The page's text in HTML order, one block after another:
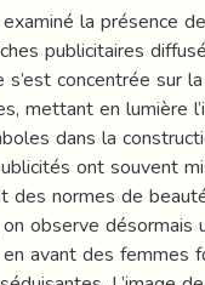
la présence
publicitaires
s’est concentrée sur
mettant en lumière
dans la
ont souvent
des normes de
observe désormais
avant des femmes